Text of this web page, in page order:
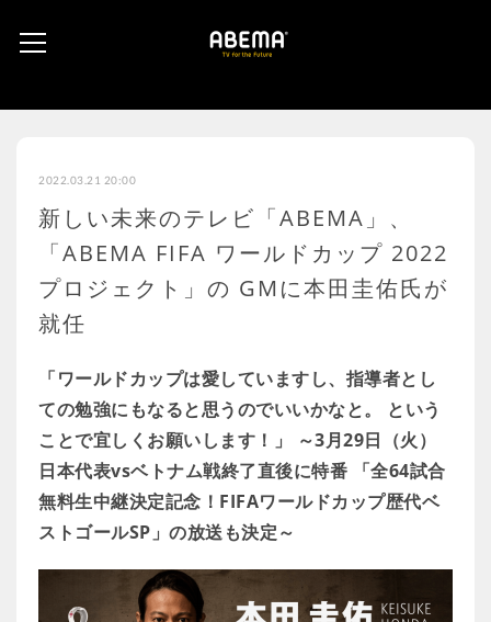
2022.03.21 20:00
新しい未来のテレビ「ABEMA」、
「ABEMA FIFA ワールドカップ 2022
プロジェクト」の GMに本田圭佑氏が
就任
「ワールドカップは愛していますし、指導者とし
ての勉強にもなると思うのでいいかなと。 という
ことで宜しくお願いします！」 ～3月29日（火）
日本代表vsベトナム戦終了直後に特番 「全64試合
無料生中継決定記念！FIFAワールドカップ歴代ベ
ストゴールSP」の放送も決定～